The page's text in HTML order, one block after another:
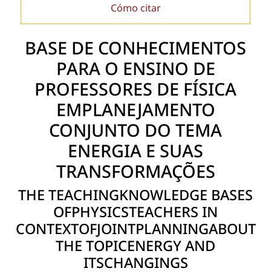
Cómo citar
BASE DE CONHECIMENTOS
PARA O ENSINO DE
PROFESSORES DE FÍSICA
EMPLANEJAMENTO
CONJUNTO DO TEMA
ENERGIA E SUAS
TRANSFORMAÇÕES
THE TEACHINGKNOWLEDGE BASES
OFPHYSICSTEACHERS IN
CONTEXTOFJOINTPLANNINGABOUT
THE TOPICENERGY AND
ITSCHANGINGS